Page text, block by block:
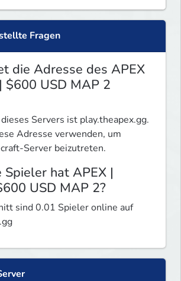
Fragen
die Adresse des APEX
$600 USD MAP 2
Servers ist play.theapex.gg.
Adresse verwenden, um
Server beizutreten.
hat APEX |
USD MAP 2?
sind 0.01 Spieler online auf